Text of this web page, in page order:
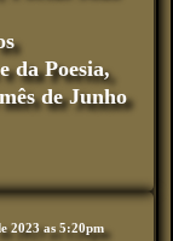
da Poesia,
de Junho
2023 as 5:20pm